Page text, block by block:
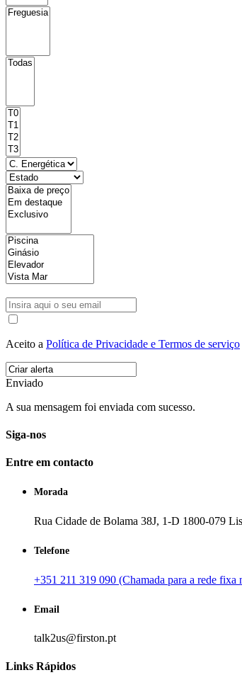
Aceito a Política de Privacidade e Termos de serviço
Enviado
A sua mensagem foi enviada com sucesso.
Siga-nos
Entre em contacto
Morada
Rua Cidade de Bolama 38J, 1-D 1800-079
Telefone
+351 211 319 090 (Chamada para a rede fixa
Email
talk2us@firston.pt
Links Rápidos